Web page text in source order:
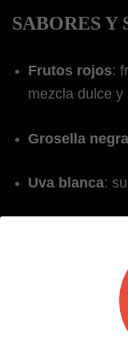
SABORES Y
Frutos rojos:
mezcla dulce y
Grosella negra
Uva blanca:
UN VAPE